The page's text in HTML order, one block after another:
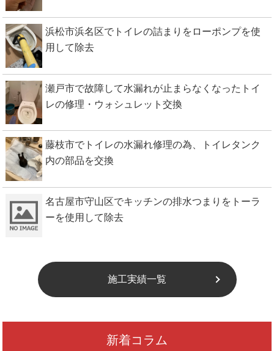
浜松市浜名区でトイレの詰まりをローポンプを使
用して除去
瀬戸市で故障して水漏れが止まらなくなったトイ
レの修理・ウォシュレット交換
藤枝市でトイレの水漏れ修理の為、トイレタンク
内の部品を交換
名古屋市守山区でキッチンの排水つまりをトーラ
ーを使用して除去
施工実績一覧
新着コラム